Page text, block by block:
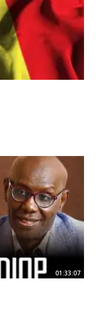
01:33:07